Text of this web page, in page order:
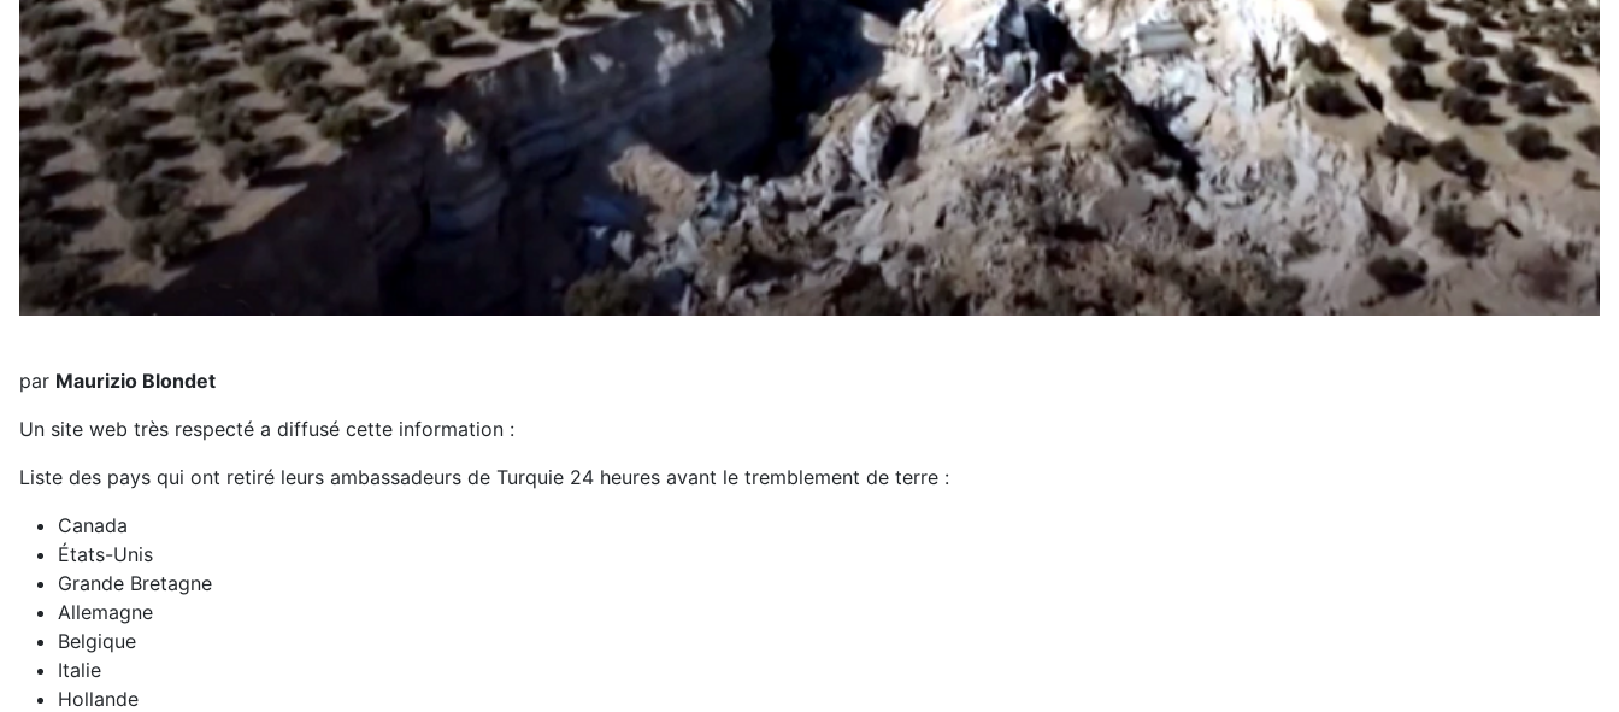
par Maurizio Blondet
Un site web très respecté a diffusé cette information :
Liste des pays qui ont retiré leurs ambassadeurs de Turquie 24 heures avant le tremblement de terre :
Canada
États-Unis
Grande Bretagne
Allemagne
Belgique
Italie
Hollande